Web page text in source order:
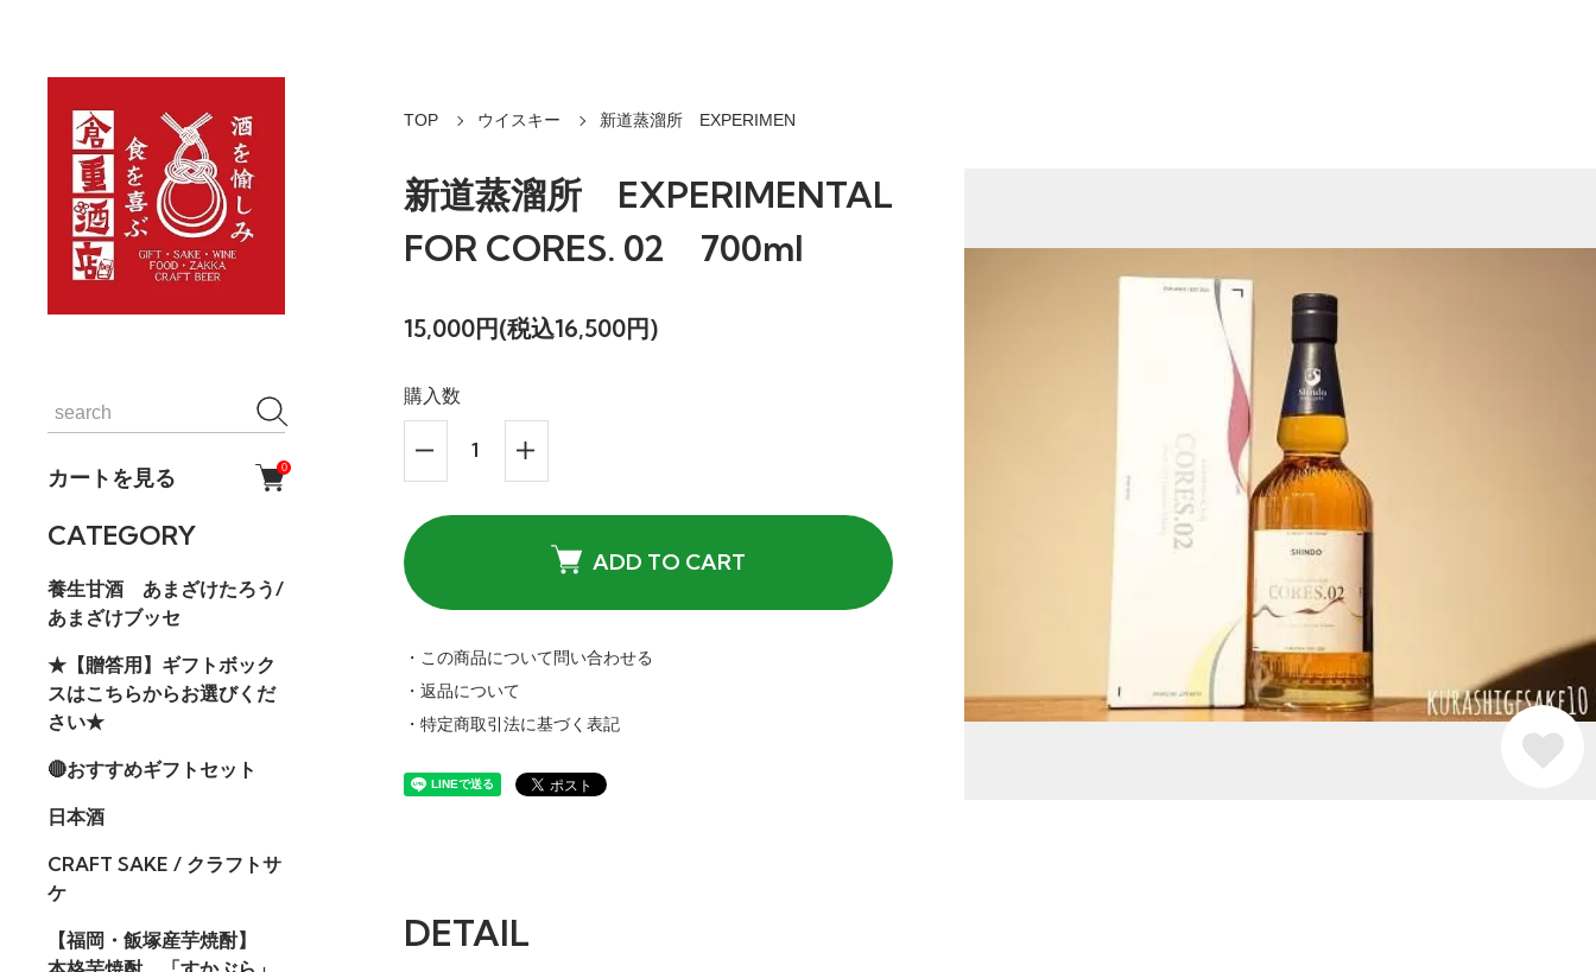
カートを見る 0
CATEGORY
養生甘酒 あまざけたろう/
あまざけブッセ
★【贈答用】ギフトボック
スはこちらからお選びくだ
さい★
🔴おすすめギフトセット
日本酒
CRAFT SAKE / クラフトサ
ケ
【福岡・飯塚産芋焼酎】
TOP ウイスキー 新道蒸溜所 EXPERIMEN
新道蒸溜所 EXPERIMENTAL
FOR CORES. 02 700ml
15,000円(税込16,500円)
購入数
ADD TO CART
・この商品について問い合わせる
・返品について
・特定商取引法に基づく表記
DETAIL